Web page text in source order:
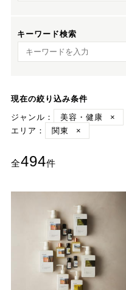
キーワード検索
キーワード検索
現在の絞り込み条件
ジャンル：
美容・健康
×
エリア：
関東 ×
全494件